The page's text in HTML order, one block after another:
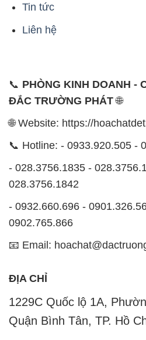
Tin tức
Liên hệ
📞 PHÒNG KINH DOANH -
ĐẮC TRƯỜNG PHÁT🌐
🌐 Website: https://
📞 Hotline: - 0933.920.505 -
- 028.3756.1835 -
028.3756.1842
- 0932.660.696 -
0902.765.866
📧 Email:
ĐỊA CHỈ
1229C Quốc lộ 1A,
Quận Bình Tân, TP. Hồ